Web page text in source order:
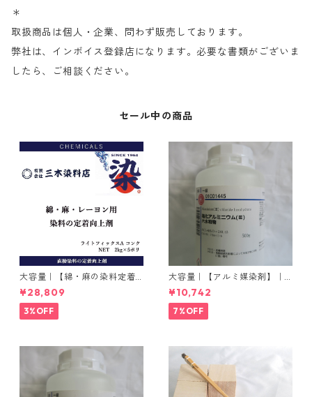
＊
取扱商品は個人・企業、問わず販売しております。
弊社は、インボイス登録店になります。必要な書類がございま
したら、ご相談ください。
セール中の商品
大容量｜【綿・麻の染料定着
向上剤】｜2kg×5本｜ライト
フィックスAコンク
¥28,809
3%OFF
大容量｜【アルミ媒染剤】｜5
00g−3本入り｜塩化アルミニ
ウム
¥10,742
7%OFF